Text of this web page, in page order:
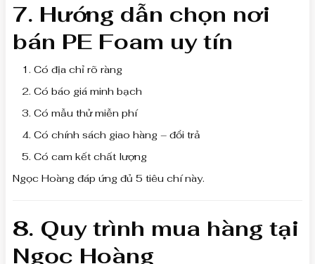
7. Hướng dẫn chọn nơi
bán PE Foam uy tín
Có địa chỉ rõ ràng
Có báo giá minh bạch
Có mẫu thử miễn phí
Có chính sách giao hàng – đổi trả
Có cam kết chất lượng
Ngọc Hoàng đáp ứng đủ 5 tiêu chí này.
8. Quy trình mua hàng tại
Ngọc Hoàng